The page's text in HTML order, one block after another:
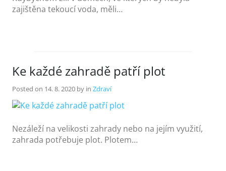
zajištěna tekoucí voda, měli…
Ke každé zahradě patří plot
Posted on 14. 8. 2020 by in Zdraví
Nezáleží na velikosti zahrady nebo na jejím využití,
zahrada potřebuje plot. Plotem…